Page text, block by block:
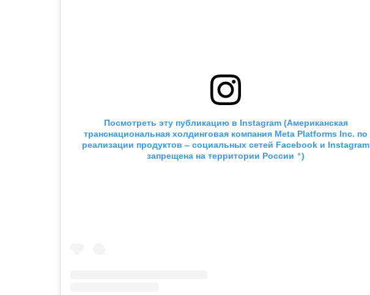
Посмотреть эту публикацию в Instagram(Американская
транснациональная холдинговая компания Meta Platforms Inc. по
реализации продуктов ‒ социальных сетей Facebook и Instagram
запрещена на территории России *)